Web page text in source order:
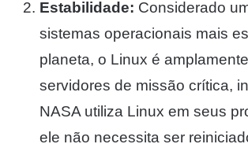
Estabilidade: Considerado
sistemas operacionais mais
planeta, o Linux é
servidores de missão crítica,
NASA utiliza Linux em seus
ele não necessita ser